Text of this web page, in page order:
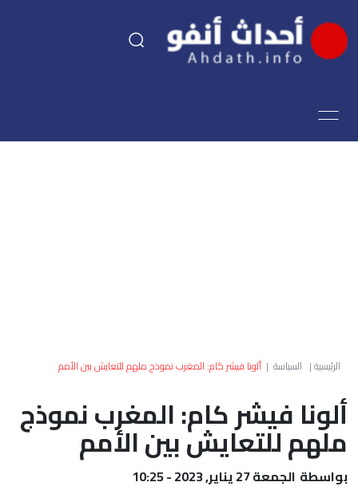
اقتصاد
العالم
أعمدة
الصحراء
الرئيسية| السياسة | ألونا فيشر كام: المغرب نموذج ملهم للتعايش بين الأمم
ألونا فيشر كام: المغرب نموذج
ملهم للتعايش بين الأمم
بواسطة الجمعة 27 يناير, 2023 - 10:25